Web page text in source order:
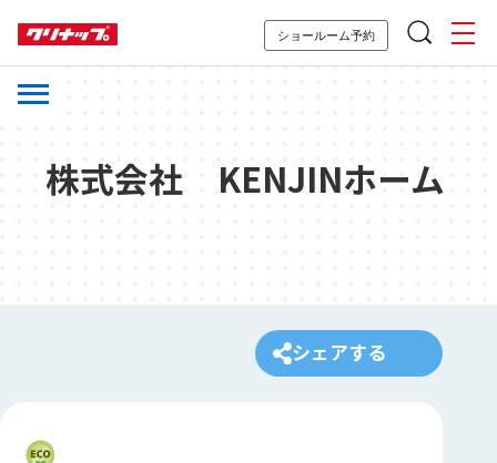
ショールーム予約
株式会社 KENJINホーム
シェアする